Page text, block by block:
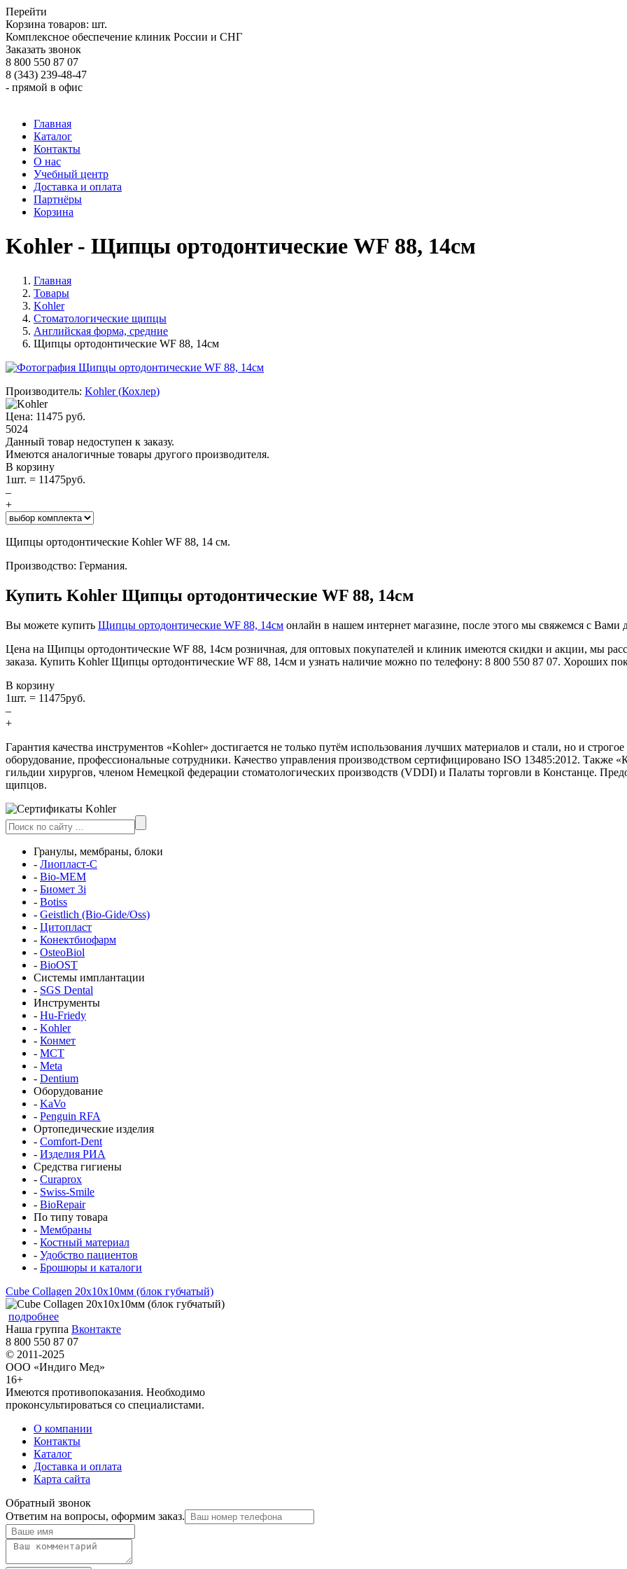
Перейти
Корзина товаров: шт.
Комплексное обеспечение клиник России и СНГ
Заказать звонок
8 800 550 87 07
8 (343) 239-48-47
- прямой в офис
Главная
Каталог
Контакты
О нас
Учебный центр
Доставка и оплата
Партнёры
Корзина
Kohler - Щипцы ортодонтические WF 88, 14см
Главная
Товары
Kohler
Стоматологические щипцы
Английская форма, средние
Щипцы ортодонтические WF 88, 14см
Производитель: Kohler(Кохлер)
Цена: 11475 руб.
5024
Данный товар недоступен к заказу.
Имеются аналогичные товары другого производителя.
В корзину
1шт. = 11475руб.
–
+
Щипцы ортодонтические Kohler WF 88, 14 см.
Производство: Германия.
Купить Kohler Щипцы ортодонтические WF 88, 14см
Вы можете купить Щипцы ортодонтические WF 88, 14см онлайн в нашем интернет магазине, после этого мы свяжемся с Вами
Цена на Щипцы ортодонтические WF 88, 14см розничная, для оптовых покупателей и клиник имеются скидки и акции, мы
заказа. Купить Kohler Щипцы ортодонтические WF 88, 14см и узнать наличие можно по телефону: 8 800 550 87 07. Хороших
В корзину
1шт. = 11475руб.
–
+
Гарантия качества инструментов «Kohler» достигается не только путём использования лучших материалов и стали, но и
оборудование, профессиональные сотрудники. Качество управления производством сертифицировано ISO 13485:2012. Также
гильдии хирургов, членом Немецкой федерации стоматологических производств (VDDI) и Палаты торговли в Констанце.
щипцов.
Гранулы, мембраны, блоки
- Лиопласт-С
- Bio-MEM
- Биомет 3i
- Botiss
- Geistlich (Bio-Gide/Oss)
- Цитопласт
- Конектбиофарм
- OsteoBiol
- BioOST
Системы имплантации
- SGS Dental
Инструменты
- Hu-Friedy
- Kohler
- Конмет
- MCT
- Meta
- Dentium
Оборудование
- KaVo
- Penguin RFA
Ортопедические изделия
- Comfort-Dent
- Изделия РИА
Средства гигиены
- Curaprox
- Swiss-Smile
- BioRepair
По типу товара
- Мембраны
- Костный материал
- Удобство пациентов
- Брошюры и каталоги
Cube Collagen 20x10x10мм (блок губчатый)
подробнее
Наша группа Вконтакте
8 800 550 87 07
© 2011-2025
ООО «Индиго Мед»
16+
Имеются противопоказания. Необходимо
проконсультироваться со специалистами.
О компании
Контакты
Каталог
Доставка и оплата
Карта сайта
Обратный звонок
Ответим на вопросы, оформим заказ.